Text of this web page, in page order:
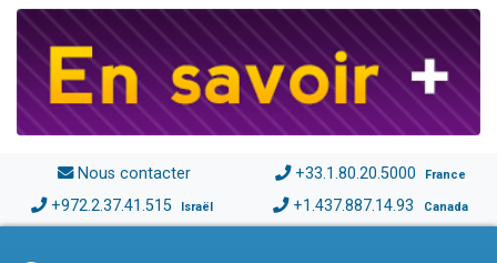
Nous contacter +33.1.80.20.5000 France
+972.2.37.41.515 Israël +1.437.887.14.93 Canada